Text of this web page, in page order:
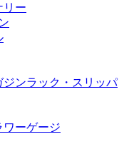
リー
ジンラック・スリッパ
ーゲージ